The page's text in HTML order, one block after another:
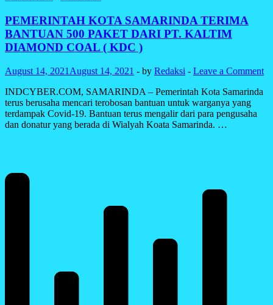
SECARA
BERTAHAP
OLEH
WALI
SAMARINDA.
PEMERINTAH KOTA SAMARINDA TERIMA
BANTUAN 500 PAKET DARI PT. KALTIM
DIAMOND COAL ( KDC )
August 14, 2021 August 14, 2021 - by Redaksi - Leave a Comment
INDCYBER.COM, SAMARINDA – Pemerintah Kota Samarinda
terus berusaha mencari terobosan bantuan untuk warganya yang
terdampak Covid-19. Bantuan terus mengalir dari para pengusaha
dan donatur yang berada di Wialyah Koata Samarinda. …